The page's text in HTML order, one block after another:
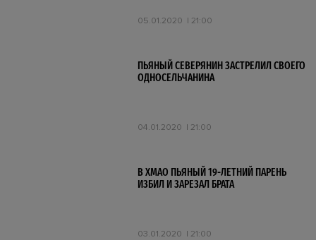
05.01.2020 21:00
ПЬЯНЫЙ СЕВЕРЯНИН ЗАСТРЕЛИЛ СВОЕГО
ОДНОСЕЛЬЧАНИНА
04.01.2020 21:00
В ХМАО ПЬЯНЫЙ 19-ЛЕТНИЙ ПАРЕНЬ
ИЗБИЛ И ЗАРЕЗАЛ БРАТА
03.01.2020 21:00